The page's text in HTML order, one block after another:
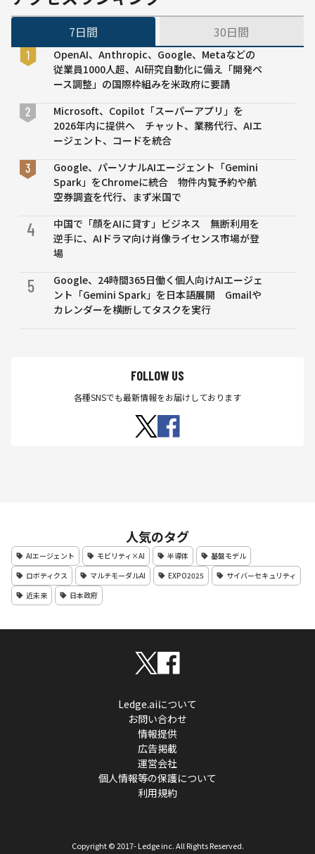
ティク
究向け
7日間 30日間
OpenAI、Anthropic、Google、Metaなどの
従業員1000人超、AI研究自動化に備え「開発ペ
ース調整」の国際枠組みを米政府に要請
Microsoft、Copilot「スーパーアプリ」を
2026年内に提供へ チャット、業務代行、AIエ
ージェント、コードを統合
Google、パーソナルAIエージェント「Gemini
Spark」をChromeに統合 物件内覧予約や航
空券調査を代行、まず米国で
4
中国で「顔をAIに貸す」ビジネス 無断利用を
逆手に、AIドラマ向け肖像ライセンス市場が登
場
5
Google、24時間365日働く個人向けAIエージェ
ント「Gemini Spark」を日本語展開 Gmailや
カレンダーを横断してタスクを実行
FOLLOW US
各種SNSでも最新情報をお届けしております
人気のタグ
AIエージェント モビリティ×AI 半導体
基盤モデル
ロボティクス
マルチモーダルAI EXPO2025
サイバーセキュリティ
近未来
日本政府
Ledge.aiについて
お問い合わせ
情報提供
広告掲載
運営会社
個人情報等の保護について
利用規約
Copyright © 2017- Ledge inc. All Rights Reserved.